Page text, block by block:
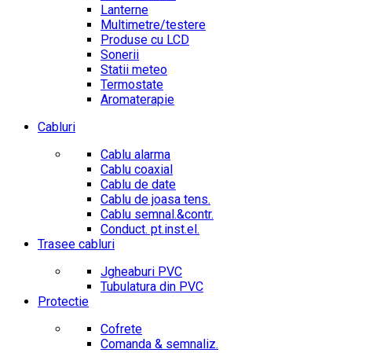
Lanterne
Multimetre/testere
Produse cu LCD
Sonerii
Statii meteo
Termostate
Aromaterapie
Cabluri
Cablu alarma
Cablu coaxial
Cablu de date
Cablu de joasa tens.
Cablu semnal.&contr.
Conduct. pt.inst.el.
Trasee cabluri
Jgheaburi PVC
Tubulatura din PVC
Protectie
Cofrete
Comanda & semnaliz.